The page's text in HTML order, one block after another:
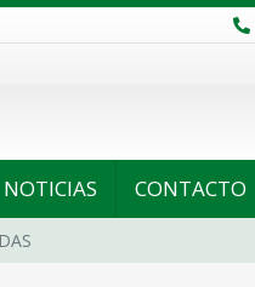
NOTICIAS CONTACTO